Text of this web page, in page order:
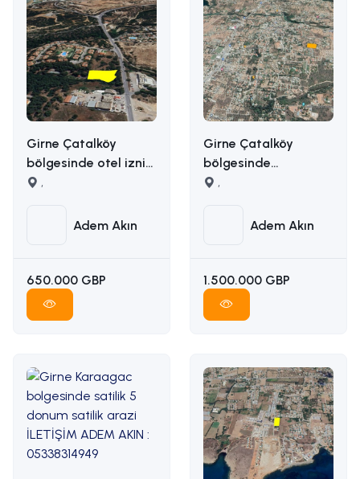
Girne Çatalköy
bölgesinde otel izni
alınmış 2173m2 satılık
ADEM AKIN
,
Adem Akın
650.000 GBP
Girne Çatalköy
bölgesinde
manzaralı satılık
AKIN : 05338314949
,
Adem Akın
1.500.000 GBP